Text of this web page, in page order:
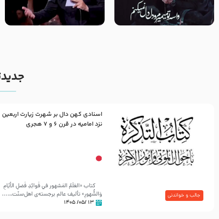
مصداق کربلا – حاج حسین سیب
شور ، حسینا! به‌ حق زهرا «أُنْظُرْ
إِلَینا» – عزاداری شب هفتم ماه
جالب و خواندنی
اسنادی کهن دال بر شهرت زیارت اربعین
نزد امامیه در قرن ۶ و ۷ هجری
کتاب «العَلَمُ المَشهور في فَوائِدِ فَضلِ الأيّامِ
وَالشُّهورِ» تألیف عالم برجسته‌ی اهل‌سنّت…...
۱۳ /۰۵/ ۱۴۰۵